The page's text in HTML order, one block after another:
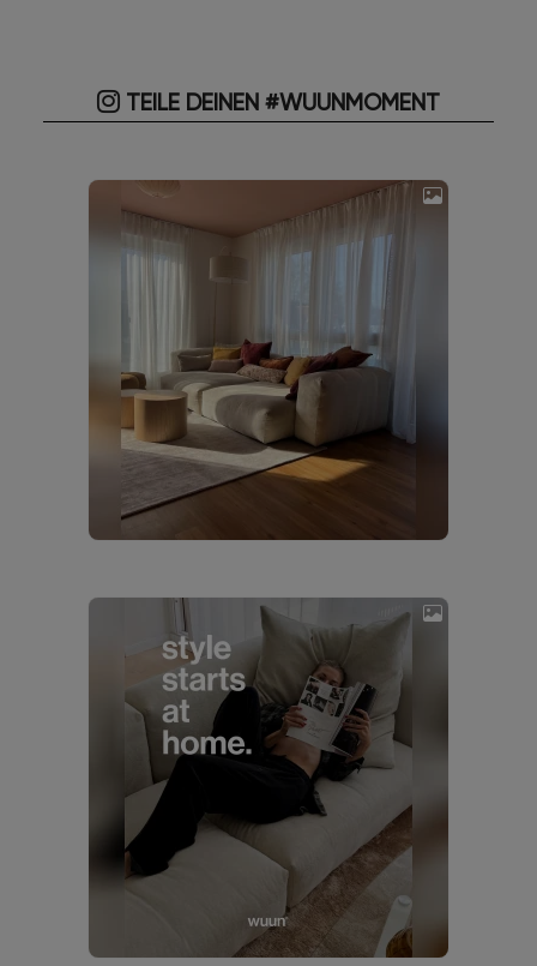
TEILE DEINEN #WUUNMOMENT